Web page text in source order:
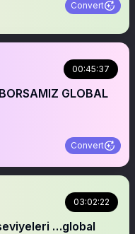
Convert
00:45:37
GLOBAL
Convert
03:02:22